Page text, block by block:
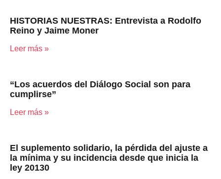
HISTORIAS NUESTRAS: Entrevista a Rodolfo
Reino y Jaime Moner
Leer más »
“Los acuerdos del Diálogo Social son para
cumplirse”
Leer más »
El suplemento solidario, la pérdida del ajuste a
la mínima y su incidencia desde que inicia la
ley 20130